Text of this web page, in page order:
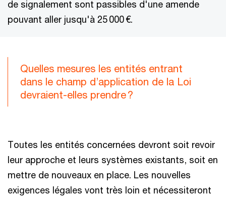
de signalement sont passibles d'une amende
pouvant aller jusqu'à 25 000 €.
Quelles mesures les entités entrant
dans le champ d’application de la Loi
devraient-elles prendre ?
Toutes les entités concernées devront soit revoir
leur approche et leurs systèmes existants, soit en
mettre de nouveaux en place. Les nouvelles
exigences légales vont très loin et nécessiteront